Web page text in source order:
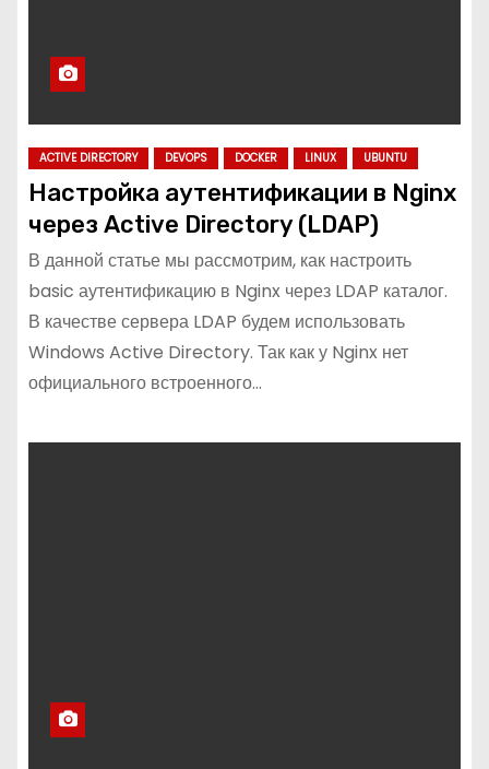
ACTIVE DIRECTORY DEVOPS DOCKER LINUX UBUNTU
Настройка аутентификации в Nginx
через Active Directory (LDAP)
В данной статье мы рассмотрим, как настроить
basic аутентификацию в Nginx через LDAP каталог.
В качестве сервера LDAP будем использовать
Windows Active Directory. Так как у Nginx нет
официального встроенного…